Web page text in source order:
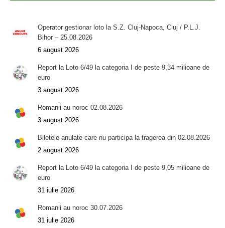
Operator gestionar loto la S.Z. Cluj-Napoca, Cluj / P.L.J.
Bihor – 25.08.2026
6 august 2026
Report la Loto 6/49 la categoria I de peste 9,34 milioane de
euro
3 august 2026
Romanii au noroc 02.08.2026
3 august 2026
Biletele anulate care nu participa la tragerea din 02.08.2026
2 august 2026
Report la Loto 6/49 la categoria I de peste 9,05 milioane de
euro
31 iulie 2026
Romanii au noroc 30.07.2026
31 iulie 2026